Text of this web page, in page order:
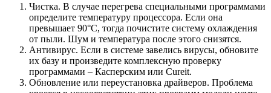
Чистка. В случае перегрева специальными программами
определите температуру процессора. Если она
превышает 90°С, тогда почистите систему охлаждения
от пыли. Шум и температура после этого снизятся.
Антивирус. Если в системе завелись вирусы, обновите
их базу и произведите комплексную проверку
программами – Касперским или Cureit.
Обновление или переустановка драйверов. Проблема